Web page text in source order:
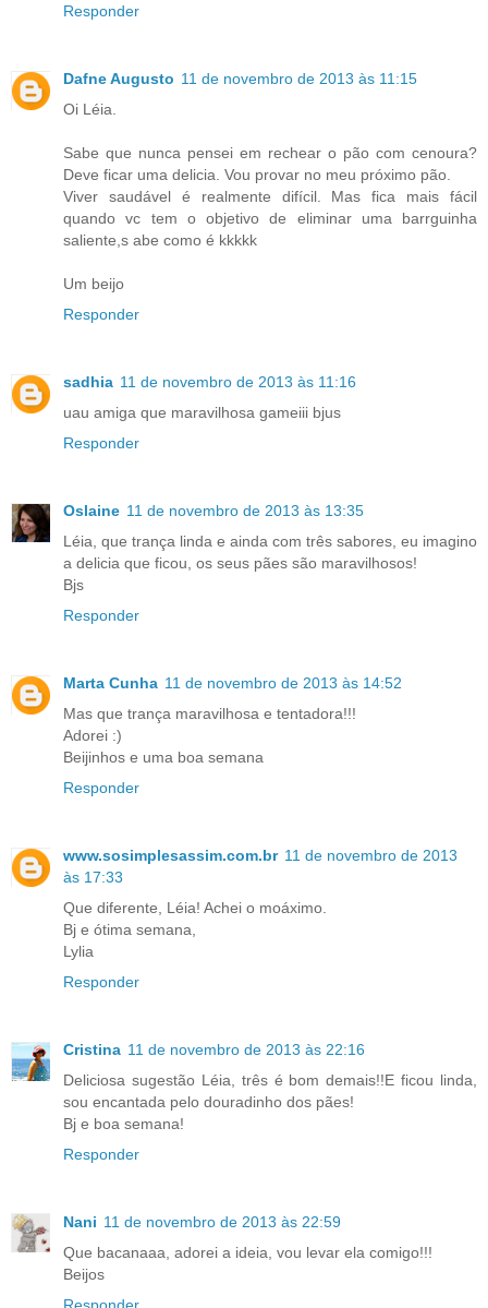
Responder
Dafne Augusto 11 de novembro de 2013 às 11:15
Oi Léia.
Sabe que nunca pensei em rechear o pão com cenoura?
Deve ficar uma delicia. Vou provar no meu próximo pão.
Viver saudável é realmente difícil. Mas fica mais fácil
quando vc tem o objetivo de eliminar uma barrguinha
saliente,s abe como é kkkkk
Um beijo
Responder
sadhia 11 de novembro de 2013 às 11:16
uau amiga que maravilhosa gameiii bjus
Responder
Oslaine 11 de novembro de 2013 às 13:35
Léia, que trança linda e ainda com três sabores, eu imagino
a delicia que ficou, os seus pães são maravilhosos!
Bjs
Responder
Marta Cunha 11 de novembro de 2013 às 14:52
Mas que trança maravilhosa e tentadora!!!
Adorei :)
Beijinhos e uma boa semana
Responder
www.sosimplesassim.com.br 11 de novembro de 2013
às 17:33
Que diferente, Léia! Achei o moáximo.
Bj e ótima semana,
Lylia
Responder
Cristina 11 de novembro de 2013 às 22:16
Deliciosa sugestão Léia, três é bom demais!!E ficou linda,
sou encantada pelo douradinho dos pães!
Bj e boa semana!
Responder
Nani 11 de novembro de 2013 às 22:59
Que bacanaaa, adorei a ideia, vou levar ela comigo!!!
Beijos
Responder